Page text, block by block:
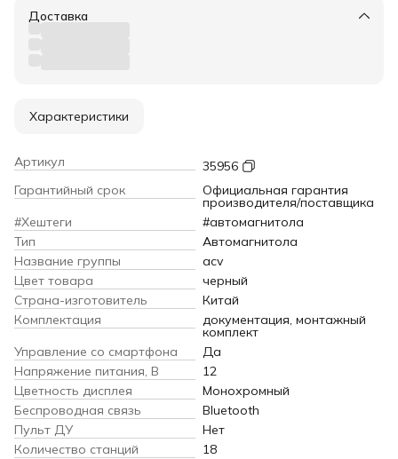
Доставка
Характеристики
Артикул
35956
Гарантийный срок
Официальная гарантия
производителя/поставщика
#Хештеги
#автомагнитола
Тип
Автомагнитола
Название группы
acv
Цвет товара
черный
Страна-изготовитель
Китай
Комплектация
документация, монтажный
комплект
Управление со смартфона
Да
Напряжение питания, В
12
Цветность дисплея
Монохромный
Беспроводная связь
Bluetooth
Пульт ДУ
Нет
Количество станций
18